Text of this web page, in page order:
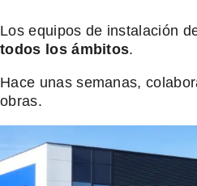
Los equipos de instalación
todos los ámbitos.
Hace unas semanas,
obras.